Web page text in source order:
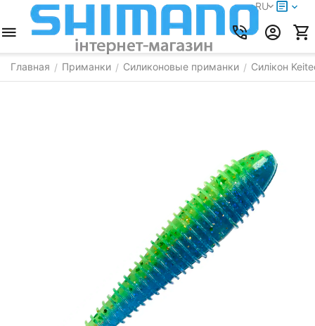
RU
Главная / Приманки / Силиконовые приманки / Силікон